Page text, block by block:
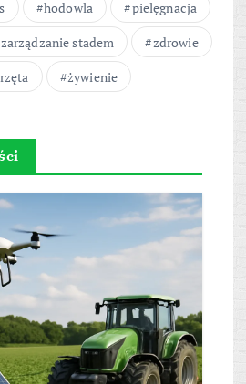
hodowla
pielęgnacja
zarządzanie stadem
zdrowie
żywienie